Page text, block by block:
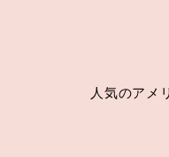
人気のアメ